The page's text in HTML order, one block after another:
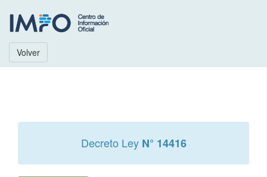
Volver
Decreto Ley N° 14416